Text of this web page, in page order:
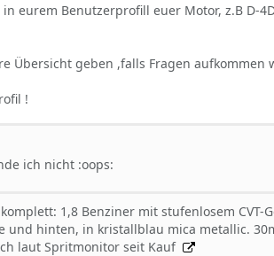
eurem Benutzerprofill euer Motor, z.B D-
Übersicht geben ,falls Fragen
!
ich nicht :oops:
komplett: 1,8 Benziner mit stufenlosem
und hinten, in kristallblau mica metallic.
laut Spritmonitor seit Kauf